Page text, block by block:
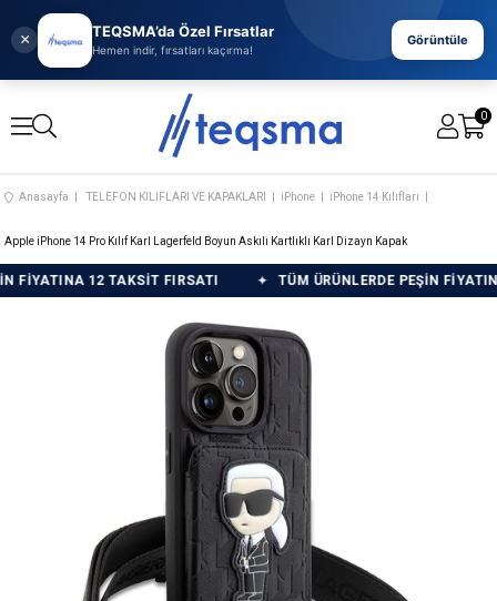
× TEQSMA’da Özel Fırsatlar
Hemen indir, fırsatları kaçırma!
Görüntüle
0
Anasayfa TELEFON KILIFLARI VE KAPAKLARI iPhone iPhone 14 Kılıfları
Apple iPhone 14 Pro Kılıf Karl Lagerfeld Boyun Askılı Kartlıklı Karl Dizayn Kapak
12 TAKSİT FIRSATI TÜM ÜRÜNLERDE PEŞİN FİYATINA